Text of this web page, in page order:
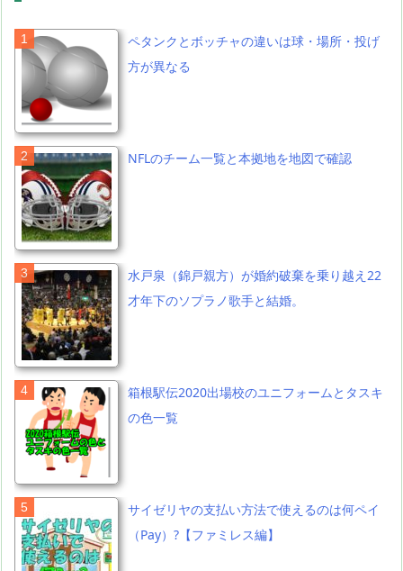
ペタンクとボッチャの違いは球・場所・投げ
方が異なる
NFLのチーム一覧と本拠地を地図で確認
水戸泉（錦戸親方）が婚約破棄を乗り越え22
才年下のソプラノ歌手と結婚。
箱根駅伝2020出場校のユニフォームとタスキ
の色一覧
サイゼリヤの支払い方法で使えるのは何ペイ
（Pay）?【ファミレス編】